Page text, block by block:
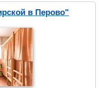
в Перово"